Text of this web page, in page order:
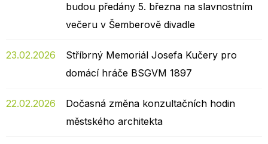
budou předány 5. března na slavnostním
večeru v Šemberově divadle
23.02.2026
Stříbrný Memoriál Josefa Kučery pro
domácí hráče BSGVM 1897
22.02.2026
Dočasná změna konzultačních hodin
městského architekta